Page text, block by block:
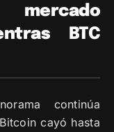
mercado
BTC
continúa
cayó hasta